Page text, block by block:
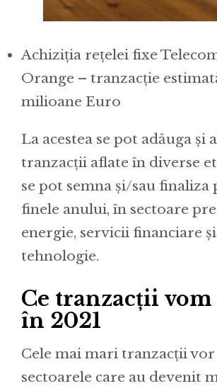
Achiziția rețelei fixe
Orange – tranzacție
milioane Euro
La acestea se pot adăuga și
tranzacții aflate în diverse
se pot semna și/sau finaliza
finele anului, în sectoare
energie, servicii financiare și
tehnologie.
Ce tranzacții vom
în 2021
Cele mai mari tranzacții
sectoarele care au devenit